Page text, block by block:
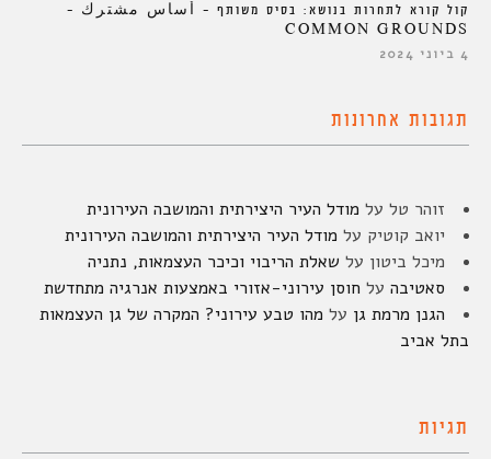
קול קורא לתחרות בנושא: בסיס משותף – أساس مشترك –
COMMON GROUNDS
4 ביוני 2024
תגובות אחרונות
זוהר טל על מודל העיר היצירתית והמושבה העירונית
יואב קוטיק על מודל העיר היצירתית והמושבה העירונית
מיכל ביטון על שאלת הריבוי וכיכר העצמאות, נתניה
סאטיבה על חוסן עירוני-אזורי באמצעות אנרגיה מתחדשת
הגנן מרמת גן על מהו טבע עירוני? המקרה של גן העצמאות
בתל אביב
תגיות